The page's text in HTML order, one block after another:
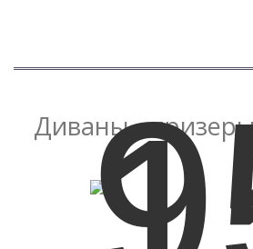
Диваны -
Подробнее